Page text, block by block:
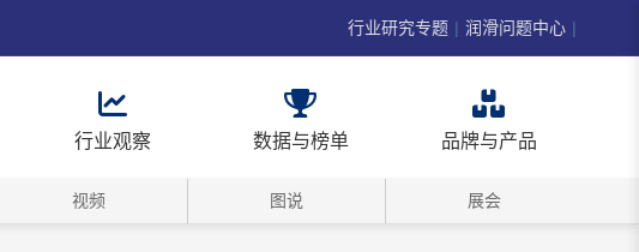
行业研究专题 | 润滑问题中心 |
行业观察 数据与榜单 品牌与产品
视频 图说 展会